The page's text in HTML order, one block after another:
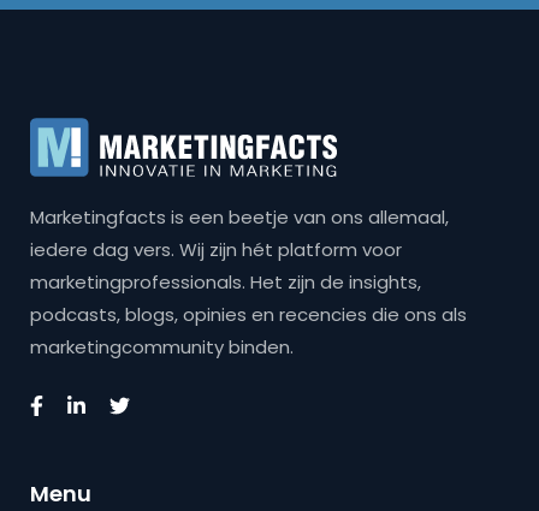
Marketingfacts is een beetje van ons allemaal,
iedere dag vers. Wij zijn hét platform voor
marketingprofessionals. Het zijn de insights,
podcasts, blogs, opinies en recencies die ons als
marketingcommunity binden.
Menu